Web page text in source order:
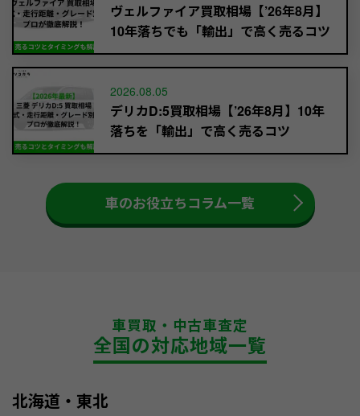
ヴェルファイア買取相場【’26年8月】
10年落ちでも「輸出」で高く売るコツ
2026.08.05
デリカD:5買取相場【’26年8月】10年
落ちを「輸出」で高く売るコツ
車のお役立ちコラム一覧
車買取・中古車査定
全国の対応地域一覧
北海道・東北